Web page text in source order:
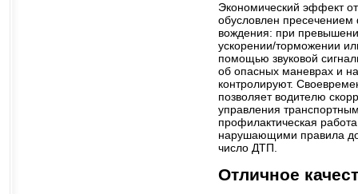
Экономический эффект
обусловлен пресечением
вождения: при
ускорении/торможении
помощью звуковой
об опасных маневрах и
контролируют.
позволяет водителю
управления
профилактическая
нарушающими правила
число ДТП.
Отличное